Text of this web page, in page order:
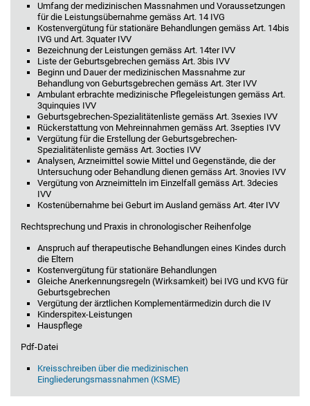
Umfang der medizinischen Massnahmen und Voraussetzungen
für die Leistungsübernahme gemäss Art. 14 IVG
Kostenvergütung für stationäre Behandlungen gemäss Art. 14bis
IVG und Art. 3quater IVV
Bezeichnung der Leistungen gemäss Art. 14ter IVV
Liste der Geburtsgebrechen gemäss Art. 3bis IVV
Beginn und Dauer der medizinischen Massnahme zur
Behandlung von Geburtsgebrechen gemäss Art. 3ter IVV
Ambulant erbrachte medizinische Pflegeleistungen gemäss Art.
3quinquies IVV
Geburtsgebrechen-Spezialitätenliste gemäss Art. 3sexies IVV
Rückerstattung von Mehreinnahmen gemäss Art. 3septies IVV
Vergütung für die Erstellung der Geburtsgebrechen-
Spezialitätenliste gemäss Art. 3octies IVV
Analysen, Arzneimittel sowie Mittel und Gegenstände, die der
Untersuchung oder Behandlung dienen gemäss Art. 3novies IVV
Vergütung von Arzneimitteln im Einzelfall gemäss Art. 3decies
IVV
Kostenübernahme bei Geburt im Ausland gemäss Art. 4ter IVV
Rechtsprechung und Praxis in chronologischer Reihenfolge
Anspruch auf therapeutische Behandlungen eines Kindes durch
die Eltern
Kostenvergütung für stationäre Behandlungen
Gleiche Anerkennungsregeln (Wirksamkeit) bei IVG und KVG für
Geburtsgebrechen
Vergütung der ärztlichen Komplementärmedizin durch die IV
Kinderspitex-Leistungen
Hauspflege
Pdf-Datei
Kreisschreiben über die medizinischen
Eingliederungsmassnahmen (KSME)